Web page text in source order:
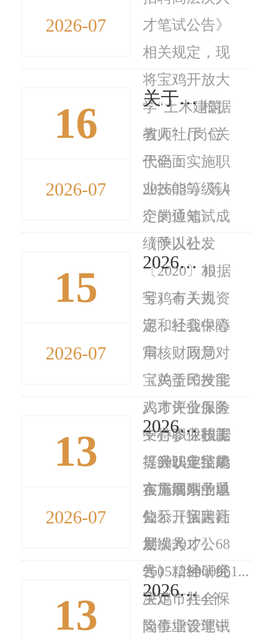
才笔试公告》
相关规定，现
将宝鸡开放大
学“土木建筑
教师”（岗位
代码：
2026035）等4
个岗位笔试成
绩予以公...
2026-07
16
2026-07
关于宝鸡益民技能人才评价服务中心职业技能等级认定结果公示的报告 宝市鉴字〔2026〕22号 根据
省人社厅《关
于全面实施职
业技能等级认
定的通知》
（陕人社发
〔2020〕30
号）有关规
定，经我中心
审核，同意对
宝鸡益民技能
人才评价服务
中心职业技能
等级认定结果
在局网站予以
公示。认定计
划编号：
260512S000061...
15
2026-07
2026年7月宝鸡市技能提升补贴人员名单公示 根据
宝鸡市人力资
源和社会保障
局、财政局
《关于印发宝
鸡市失业保险
支持参保职工
提升职业技能
实施细则的通
知》（宝人社
发〔2017〕68
号）精神，经
宝鸡市社会保
险事业管理中
13
2026-07
2026年宝鸡市市属事业单位公开招聘高层次人才笔试公告 根据
《2026年宝鸡
市市属事业单
位公开招聘高
层次人才公
告》，经研究
决定，共4个
岗位增设笔试
13
2026年宝鸡市陇县事业单位公开招聘（募）工作人员拟聘用人员公示公告